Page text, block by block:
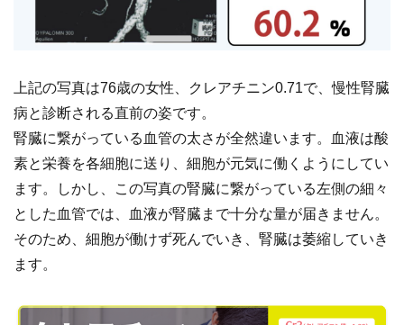
上記の写真は76歳の女性、クレアチニン0.71で、慢性腎臓
病と診断される直前の姿です。
腎臓に繋がっている血管の太さが全然違います。血液は酸
素と栄養を各細胞に送り、細胞が元気に働くようにしてい
ます。しかし、この写真の腎臓に繋がっている左側の細々
とした血管では、血液が腎臓まで十分な量が届きません。
そのため、細胞が働けず死んでいき、腎臓は萎縮していき
ます。